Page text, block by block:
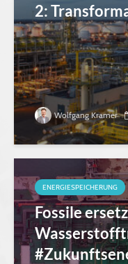
2:
Wolfgang Kramer
ENERGIESPEICHERUNG
Fossile